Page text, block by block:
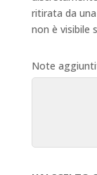
ritirata da
non è visibile
Note